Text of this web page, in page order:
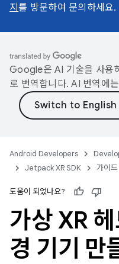
지를 방문하여 문의하세요.
Google은 AI 기술을 사용
로 번역합니다. AI 번역에
Android Developers
Jetpack XR SDK
가이드
도움이 되었나요?
가상 XR
경 기기 만